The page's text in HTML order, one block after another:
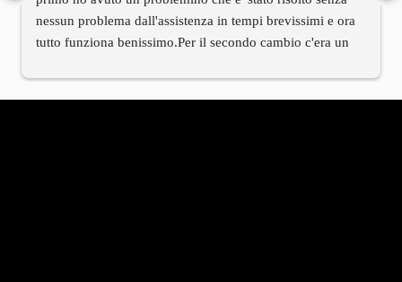
nessun problema dall'assistenza in tempi brevissimi e ora
tutto funziona benissimo.Per il secondo cambio c'era un
contattato l'assistenza tecnica e anche qui in tempi